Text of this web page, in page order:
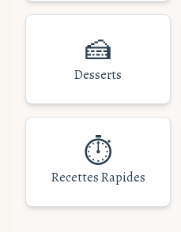
🍰
Desserts
⏱️
Recettes Rapides